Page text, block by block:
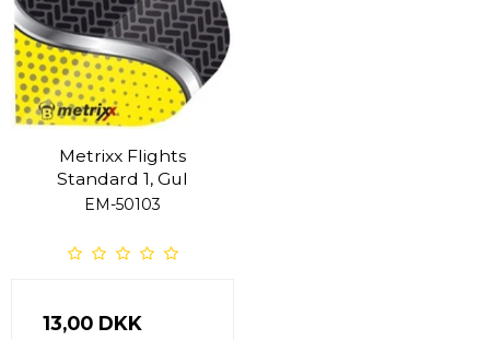
Metrixx Flights
Standard 1, Gul
EM-50103
13,00 DKK